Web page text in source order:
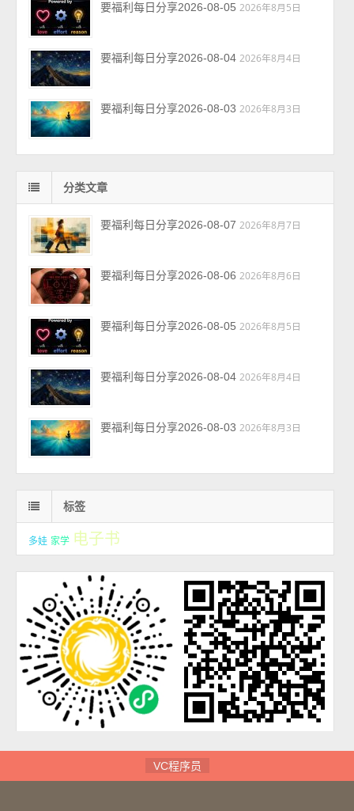
要福利每日分享2026-08-05 2026年8月5日
要福利每日分享2026-08-04 2026年8月4日
要福利每日分享2026-08-03 2026年8月3日
分类文章
要福利每日分享2026-08-07 2026年8月7日
要福利每日分享2026-08-06 2026年8月6日
要福利每日分享2026-08-05 2026年8月5日
要福利每日分享2026-08-04 2026年8月4日
要福利每日分享2026-08-03 2026年8月3日
标签
多娃 家学 电子书
VC程序员